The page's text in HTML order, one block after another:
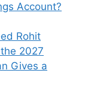
Account?
Rohit
2027
Gives a